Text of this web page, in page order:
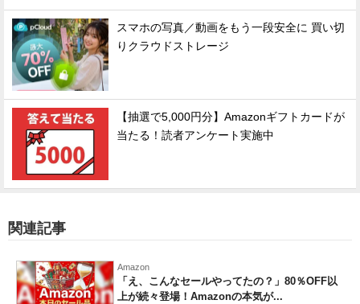
スマホの写真／動画をもう一段安全に 買い切
りクラウドストレージ
【抽選で5,000円分】Amazonギフトカードが
当たる！読者アンケート実施中
関連記事
Amazon
「え、こんなセールやってたの？」80％OFF以
上が続々登場！Amazonの本気が...